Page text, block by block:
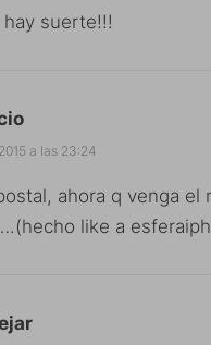
hay suerte!!!
a las 23:24
ahora q venga el
like a